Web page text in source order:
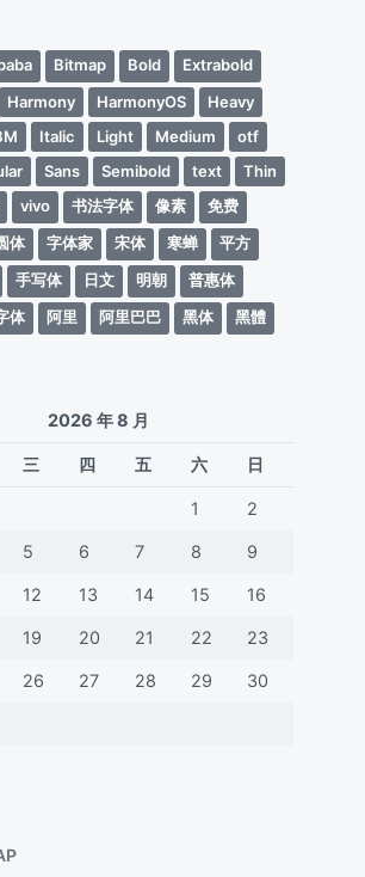
Bitmap Bold
Extrabold
Harmony HarmonyOS
Heavy
Italic Light Medium
otf
Sans Semibold text
Thin
vivo 书法字体 像素
免费
体 字体家 宋体 寒蝉
平方
手写体 日文 明朝
普惠体
体 阿里 阿里巴巴 黑体 黑體
2026 年 8 月
三 四 五 六 日
1 2
5 6 7 8 9
12 13 14 15 16
19 20 21 22 23
26 27 28 29 30